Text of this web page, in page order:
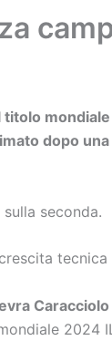
dopo
seconda.
2024